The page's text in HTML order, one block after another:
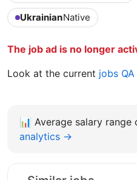
UkrainianNative
The job ad is no longer
Look at the current jobs
📊 Average salary
analytics →